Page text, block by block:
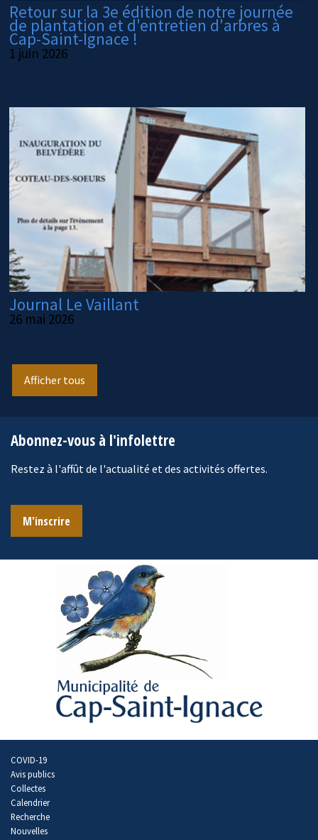
Retour sur la 3e édition de notre journée
de plantation et d'entretien d'arbres à
Cap-Saint-Ignace !
1 juin 2026
Journal Le Vaillant
26 mai 2026
Afficher tous
Abonnez-vous à l'infolettre
Restez à l'affût de l'actualité et des activités offertes.
M'inscrire
COVID-19
Avis publics
Collectes
Calendrier
Recherche
Nouvelles